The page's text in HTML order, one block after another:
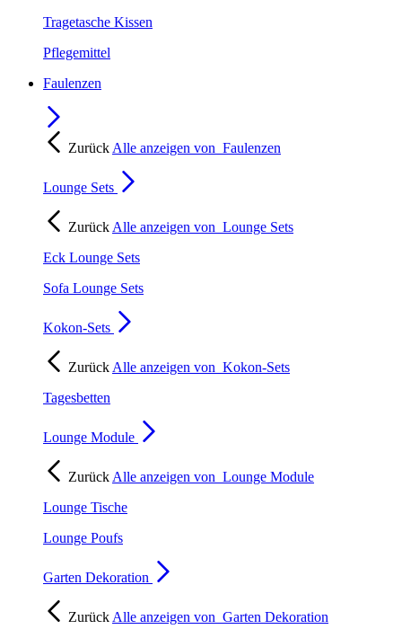
Tragetasche Kissen
Pflegemittel
Faulenzen
Zurück Alle anzeigen von Faulenzen
Lounge Sets
Zurück Alle anzeigen von Lounge Sets
Eck Lounge Sets
Sofa Lounge Sets
Kokon-Sets
Zurück Alle anzeigen von Kokon-Sets
Tagesbetten
Lounge Module
Zurück Alle anzeigen von Lounge Module
Lounge Tische
Lounge Poufs
Garten Dekoration
Zurück Alle anzeigen von Garten Dekoration